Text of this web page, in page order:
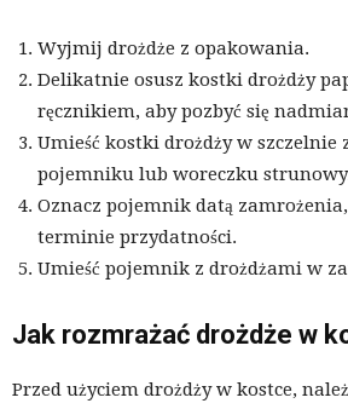
Wyjmij drożdże z opakowania.
Delikatnie osusz kostki drożdży
ręcznikiem, aby pozbyć się
Umieść kostki drożdży w szczelnie
pojemniku lub woreczku
Oznacz pojemnik datą
terminie przydatności.
Umieść pojemnik z drożdżami w
Jak rozmrażać drożdże w
Przed użyciem drożdży w kostce,